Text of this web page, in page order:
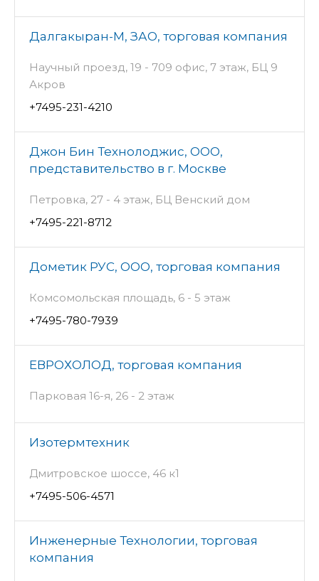
Далгакыран-М, ЗАО, торговая компания
Научный проезд, 19 - 709 офис, 7 этаж, БЦ 9
Акров
+7495-231-4210
Джон Бин Технолоджис, ООО,
представительство в г. Москве
Петровка, 27 - 4 этаж, БЦ Венский дом
+7495-221-8712
Дометик РУС, ООО, торговая компания
Комсомольская площадь, 6 - 5 этаж
+7495-780-7939
ЕВРОХОЛОД, торговая компания
Парковая 16-я, 26 - 2 этаж
Изотермтехник
Дмитровское шоссе, 46 к1
+7495-506-4571
Инженерные Технологии, торговая
компания